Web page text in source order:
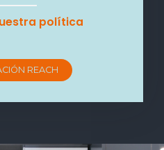
política
REACH